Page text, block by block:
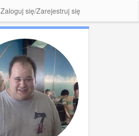
Zaloguj się/Zarejestruj się